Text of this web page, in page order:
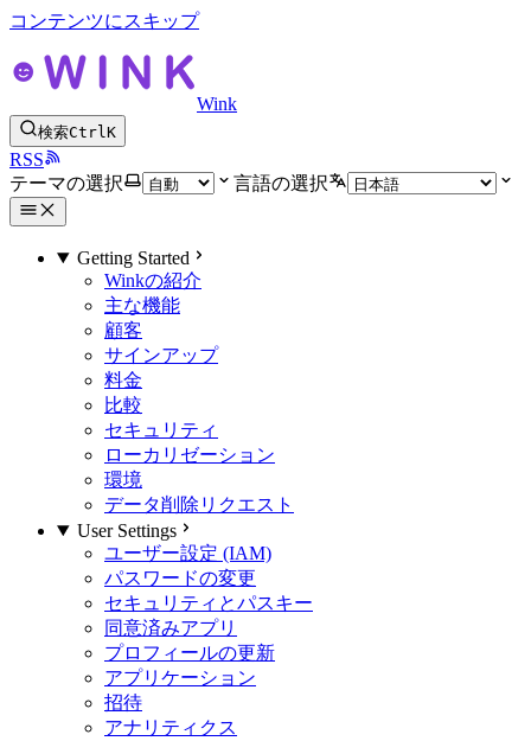
コンテンツにスキップ
Wink
検索CtrlK
RSS
テーマの選択
言語の選択
Getting Started
Winkの紹介
主な機能
顧客
サインアップ
料金
比較
セキュリティ
ローカリゼーション
環境
データ削除リクエスト
User Settings
ユーザー設定 (IAM)
パスワードの変更
セキュリティとパスキー
同意済みアプリ
プロフィールの更新
アプリケーション
招待
アナリティクス